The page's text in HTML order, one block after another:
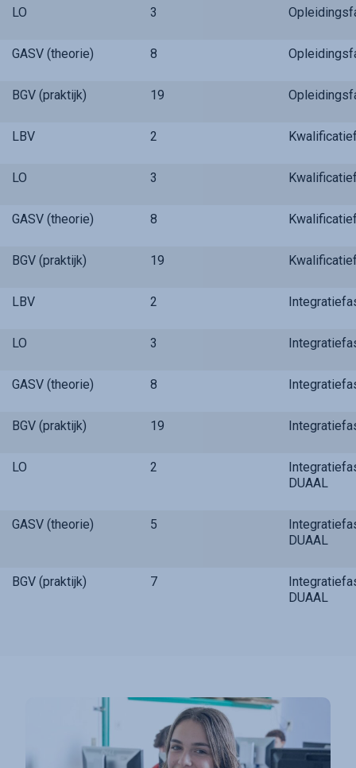
LO 3
GASV (theorie) 8
BGV (praktijk) 19
LBV 2
LO 3
GASV (theorie) 8
BGV (praktijk) 19
LBV 2
LO 3
GASV (theorie) 8
BGV (praktijk) 19
LO 2
DUAAL
GASV (theorie) 5
DUAAL
BGV (praktijk) 7
DUAAL